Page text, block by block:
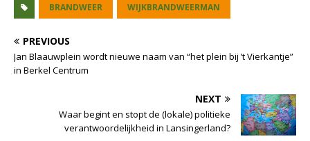
BRANDWEER WIJKBRANDWEERMAN
PREVIOUS
Jan Blaauwplein wordt nieuwe naam van “het plein bij ’t Vierkantje”
in Berkel Centrum
NEXT
Waar begint en stopt de (lokale) politieke
verantwoordelijkheid in Lansingerland?